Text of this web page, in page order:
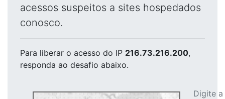
acessos suspeitos a sites hospedados
conosco.
Para liberar o acesso do IP 216.73.216.200,
responda ao desafio abaixo.
Digite